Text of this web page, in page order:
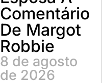
Comentário
De Margot
Robbie
8 de agosto
de 2026